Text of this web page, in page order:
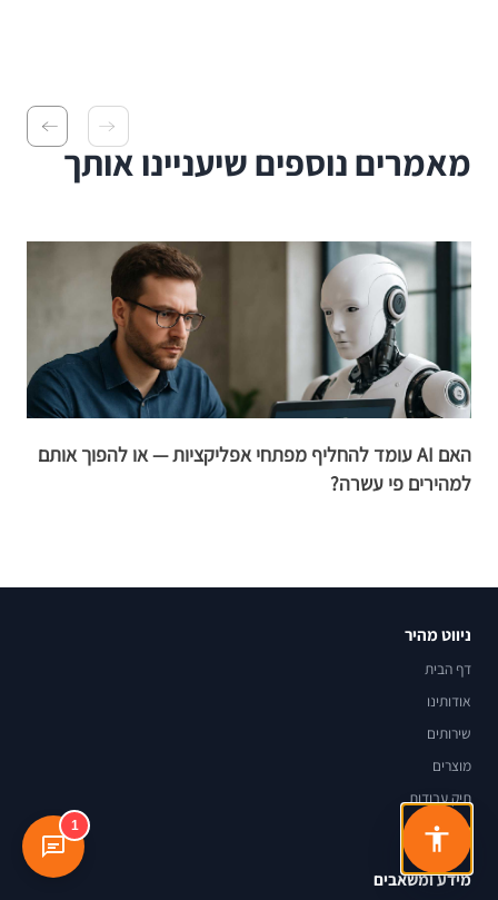
מאמרים נוספים שיעניינו אותך
האם AI עומד להחליף מפתחי אפליקציות — או להפוך אותם
למהירים פי עשרה?
ניווט מהיר
דף הבית
אודותינו
שירותים
מוצרים
תיק עבודות
בלוג
מידע ומשאבים
1